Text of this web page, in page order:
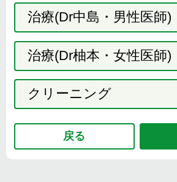
治療(Dr中島・男性医師)
治療(Dr柚本・女性医師)
クリーニング
戻る